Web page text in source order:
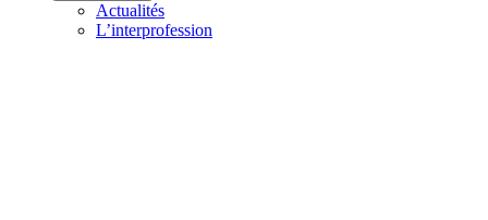
Actualités
L’interprofession